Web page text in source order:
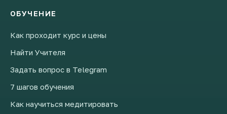
ОБУЧЕНИЕ
Как проходит курс и цены
Найти Учителя
Задать вопрос в Telegram
7 шагов обучения
Как научиться медитировать